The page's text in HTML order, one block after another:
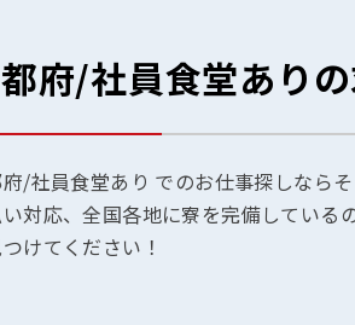
ホームにも
お気に入り
お問い合わせ
府/社員食堂あり
/社員食堂あり でのお仕事探しなら
対応、全国各地に寮を完備している
けてください！